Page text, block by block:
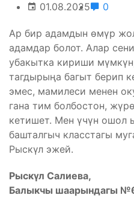
01.08.2025 0
Ар бир адамдын өмүр
адамдар болот. Алар
убакытка кириши
тагдырыңа багыт берип
эмес, мамилеси менен
гана тим болбостон,
кетишет. Мен үчүн ошол
башталгыч класстагы
Рыскүл эжей.
Рыскүл Салиева,
Балыкчы шаарындагы